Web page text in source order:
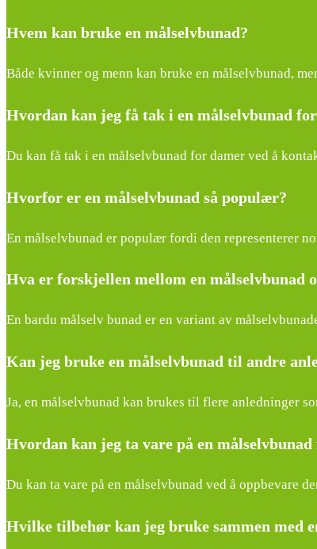
Hvem kan bruke en målselvbunad?
Både kvinner og menn kan bruke en målselvbunad,
Hvordan kan jeg få tak i en målselvbunad
Du kan få tak i en målselvbunad for damer ved å
Hvorfor er en målselvbunad så populær?
En målselvbunad er populær fordi den representerer
Hva er forskjellen mellom en målselvbunad
En bardu målselv bunad er en variant av
Kan jeg bruke en målselvbunad til andre
Ja, en målselvbunad kan brukes til flere anledninger
Hvordan kan jeg ta vare på en
Du kan ta vare på en målselvbunad ved å oppbevare
Hvilke tilbehør kan jeg bruke sammen med